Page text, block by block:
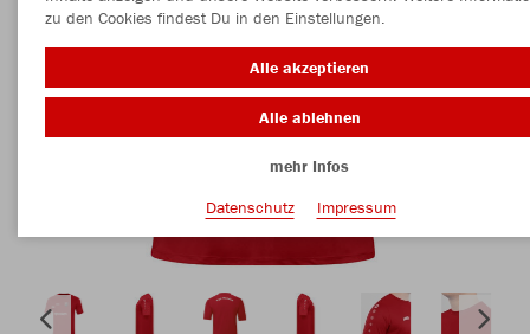
zu den Cookies findest Du in den Einstellungen.
Alle akzeptieren
Alle ablehnen
mehr Infos
Datenschutz
Impressum